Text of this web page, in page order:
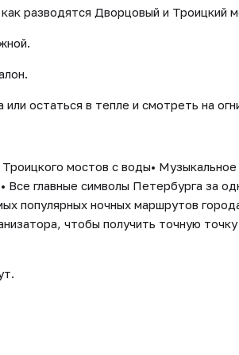
разводятся Дворцовый и Троицкий
остаться в тепле и смотреть на
мостов с воды•
главные символы Петербурга за
популярных ночных маршрутов
чтобы получить точную точку